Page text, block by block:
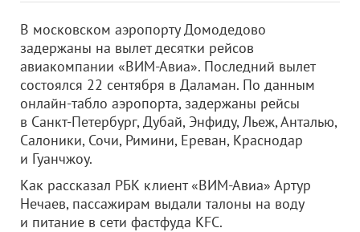
В московском аэропорту Домодедово
задержаны на вылет десятки рейсов
авиакомпании «ВИМ-Авиа». Последний вылет
состоялся 22 сентября в Даламан. По данным
онлайн-табло аэропорта, задержаны рейсы
в Санкт-Петербург, Дубай, Энфиду, Льеж, Анталью,
Салоники, Сочи, Римини, Ереван, Краснодар
и Гуанчжоу.
Как рассказал РБК клиент «ВИМ-Авиа» Артур
Нечаев, пассажирам выдали талоны на воду
и питание в сети фастфуда KFC.